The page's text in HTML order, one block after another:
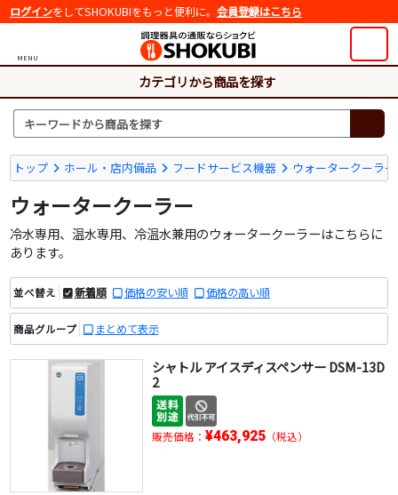
ログインをしてSHOKUBIをもっと便利に。 会員登録はこちら
MENU
カテゴリから商品を探す
トップ ホール・店内備品 フードサービス機器 ウォータークーラー
ウォータークーラー
冷水専用、温水専用、冷温水兼用のウォータークーラーはこちらに
あります。
並べ替え 新着順 価格の安い順 価格の高い順
商品グループ まとめて表示
シャトル アイスディスペンサー DSM-13D
2
販売価格： ¥463,925（税込）